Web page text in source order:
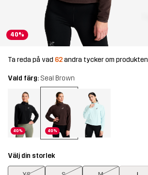
40%
Ta reda på vad 62andra tycker om produkten
Vald färg: Seal Brown
40% 40%
Välj din storlek